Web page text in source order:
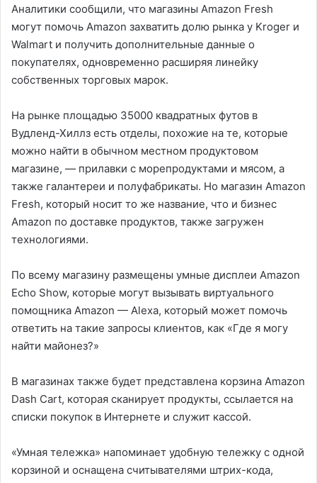
Аналитики сообщили, что магазины Amazon Fresh
могут помочь Amazon захватить долю рынка у Kroger и
Walmart и получить дополнительные данные о
покупателях, одновременно расширяя линейку
собственных торговых марок.
На рынке площадью 35000 квадратных футов в
Вудленд-Хиллз есть отделы, похожие на те, которые
можно найти в обычном местном продуктовом
магазине, — прилавки с морепродуктами и мясом, а
также галантереи и полуфабрикаты. Но магазин Amazon
Fresh, который носит то же название, что и бизнес
Amazon по доставке продуктов, также загружен
технологиями.
По всему магазину размещены умные дисплеи Amazon
Echo Show, которые могут вызывать виртуального
помощника Amazon — Alexa, который может помочь
ответить на такие запросы клиентов, как «Где я могу
найти майонез?»
В магазинах также будет представлена ​​корзина Amazon
Dash Cart, которая сканирует продукты, ссылается на
списки покупок в Интернете и служит кассой.
«Умная тележка» напоминает удобную тележку с одной
корзиной и оснащена считывателями штрих-кода,